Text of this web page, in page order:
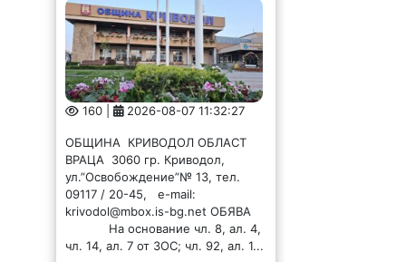
160 | 2026-08-07 11:32:27
ОБЩИНА КРИВОДОЛ ОБЛАСТ
ВРАЦА 3060 гр. Криводол,
ул.”Освобождение”№ 13, тел.
09117 / 20-45, e-mail:
krivodol@mbox.is-bg.net ОБЯВА
На основание чл. 8, ал. 4,
чл. 14, ал. 7 от ЗОС; чл. 92, ал. 1...